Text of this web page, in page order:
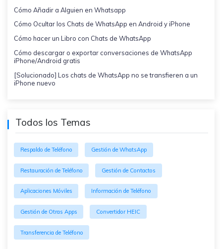
Cómo Añadir a Alguien en Whatsapp
Cómo Ocultar los Chats de WhatsApp en Android y iPhone
Cómo hacer un Libro con Chats de WhatsApp
Cómo descargar o exportar conversaciones de WhatsApp
iPhone/Android gratis
[Solucionado] Los chats de WhatsApp no se transfieren a un
iPhone nuevo
Todos los Temas
Respaldo de Teléfono Gestión de WhatsApp
Restauración de Teléfono Gestión de Contactos
Aplicaciones Móviles Información de Teléfono
Gestión de Otras Apps Convertidor HEIC
Transferencia de Teléfono